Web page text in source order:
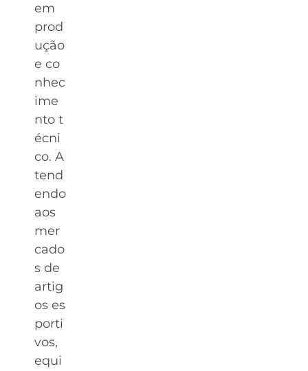
em
prod
ução
e co
nhec
ime
nto t
écni
co. A
tend
endo
aos
mer
cado
s de
artig
os es
porti
vos,
equi